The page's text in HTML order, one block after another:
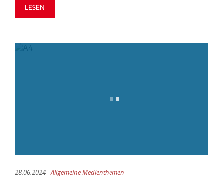
LESEN
28.06.2024 -Allgemeine Medienthemen